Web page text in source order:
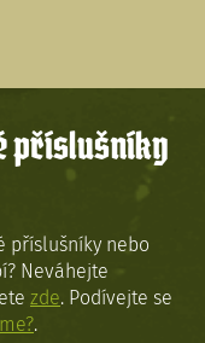
příslušníky
příslušníky nebo
Neváhejte
zde. Podívejte se
.